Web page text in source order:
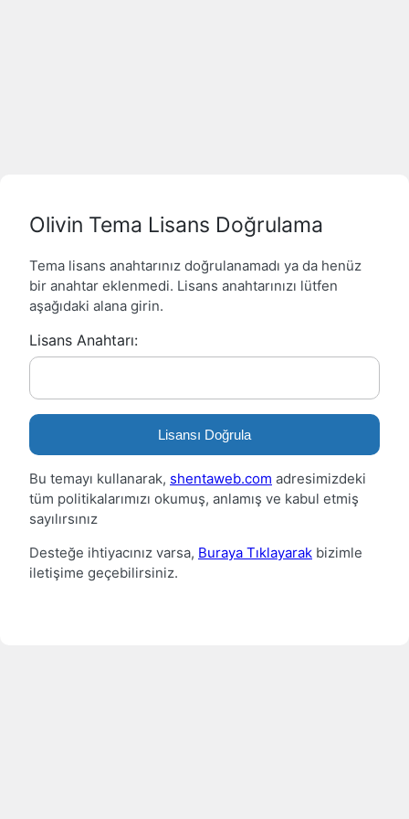
Olivin Tema Lisans Doğrulama
Tema lisans anahtarınız doğrulanamadı ya da henüz
bir anahtar eklenmedi. Lisans anahtarınızı lütfen
aşağıdaki alana girin.
Lisans Anahtarı:
Lisansı Doğrula
Bu temayı kullanarak, shentaweb.com adresimizdeki
tüm politikalarımızı okumuş, anlamış ve kabul etmiş
sayılırsınız
Desteğe ihtiyacınız varsa, Buraya Tıklayarak bizimle
iletişime geçebilirsiniz.